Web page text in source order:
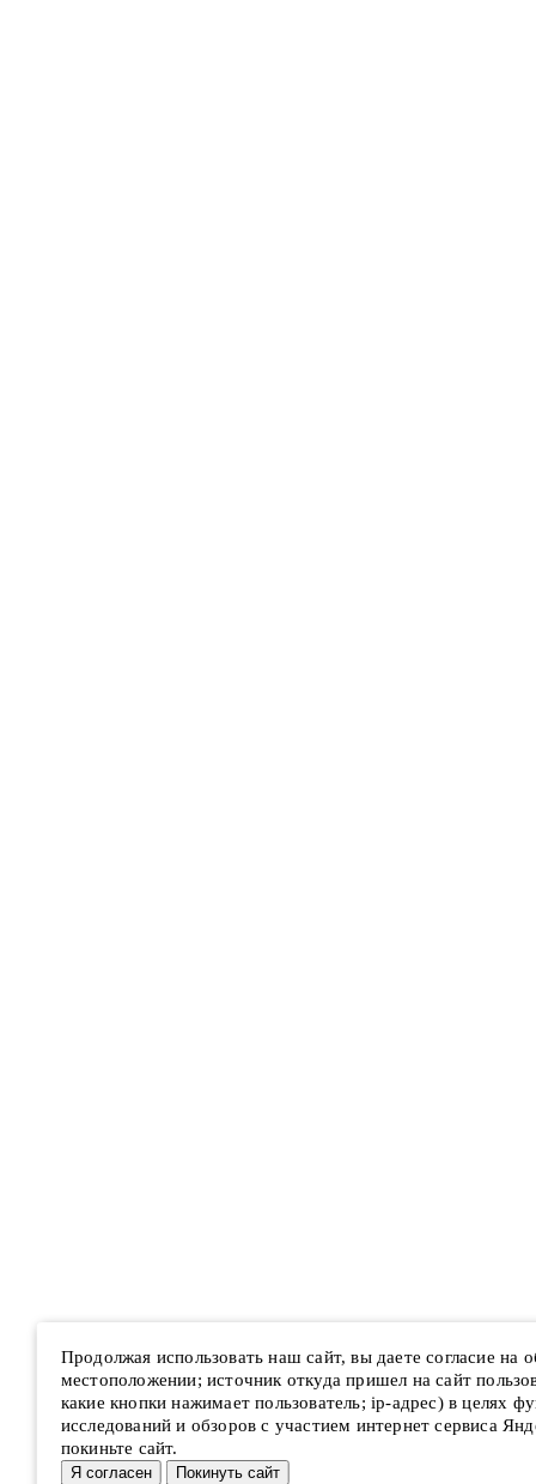
Продолжая использовать наш сайт, вы даете согласие на
местоположении; источник откуда пришел на сайт
какие кнопки нажимает пользователь; ip-адрес) в целях
исследований и обзоров с участием интернет сервиса
покиньте сайт.
Я согласен Покинуть сайт